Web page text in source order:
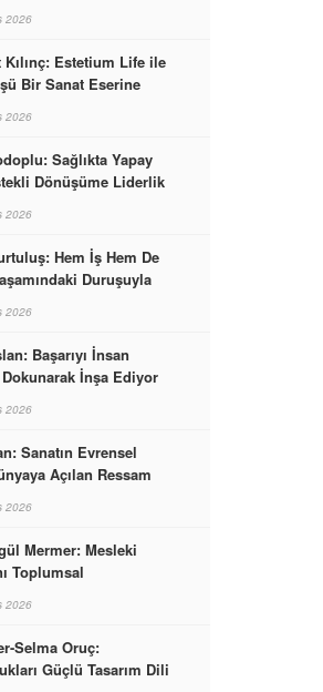
2026
Kılınç: Estetium Life ile
Bir Sanat Eserine
2026
Sağlıkta Yapay
Dönüşüme Liderlik
2026
Hem İş Hem De
Duruşuyla
2026
Başarıyı İnsan
Dokunarak İnşa Ediyor
2026
Sanatın Evrensel
Açılan Ressam
2026
Mermer: Mesleki
Toplumsal
2026
Selma Oruç:
Güçlü Tasarım Dili